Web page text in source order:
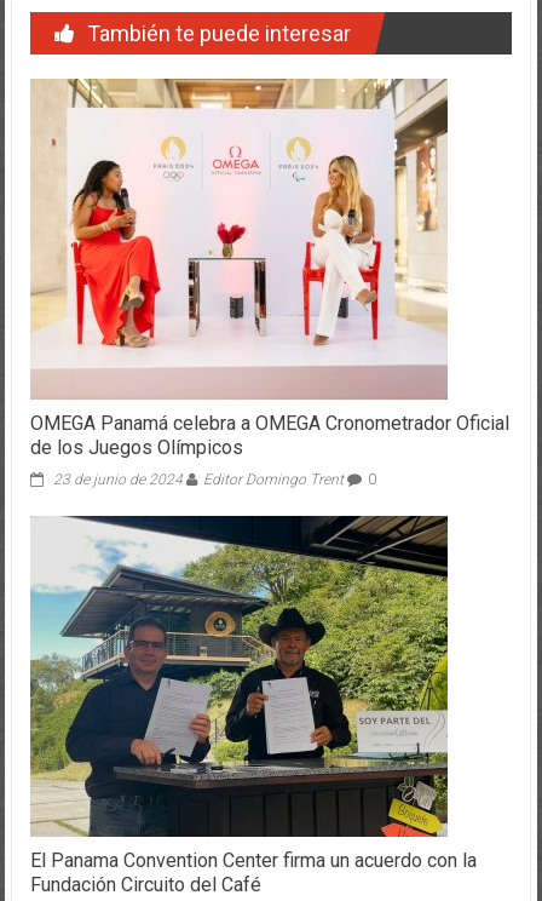
También te puede interesar
OMEGA Panamá celebra a OMEGA Cronometrador Oficial
de los Juegos Olímpicos
23 de junio de 2024 Editor Domingo Trent 0
El Panama Convention Center firma un acuerdo con la
Fundación Circuito del Café